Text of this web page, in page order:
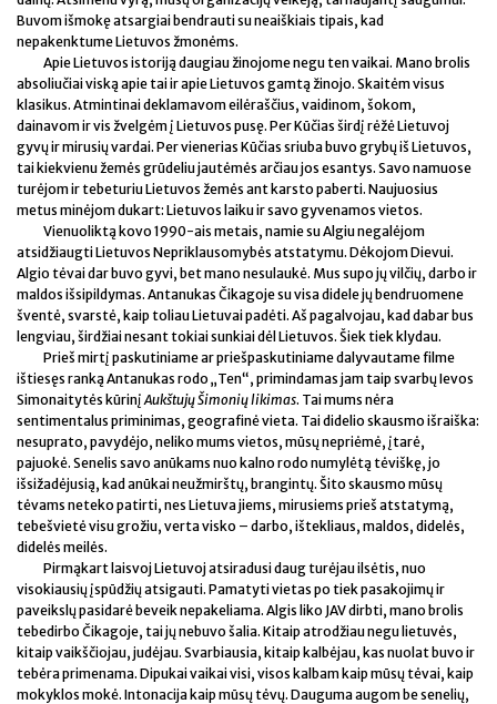
Buvom išmokę atsargiai bendrauti su neaiškiais tipais, kad
nepakenktume Lietuvos žmonėms.
Apie Lietuvos istoriją daugiau žinojome negu ten vaikai. Mano brolis
absoliučiai viską apie tai ir apie Lietuvos gamtą žinojo. Skaitėm visus
klasikus. Atmintinai deklamavom eilėraščius, vaidinom, šokom,
dainavom ir vis žvelgėm į Lietuvos pusę. Per Kūčias širdį rėžė Lietuvoj
gyvų ir mirusių vardai. Per vienerias Kūčias sriuba buvo grybų iš Lietuvos,
tai kiekvienu žemės grūdeliu jautėmės arčiau jos esantys. Savo namuose
turėjom ir tebeturiu Lietuvos žemės ant karsto paberti. Naujuosius
metus minėjom dukart: Lietuvos laiku ir savo gyvenamos vietos.
Vienuoliktą kovo 1990-ais metais, namie su Algiu negalėjom
atsidžiaugti Lietuvos Nepriklausomybės atstatymu. Dėkojom Dievui.
Algio tėvai dar buvo gyvi, bet mano nesulaukė. Mus supo jų vilčių, darbo ir
maldos išsipildymas. Antanukas Čikagoje su visa didele jų bendruomene
šventė, svarstė, kaip toliau Lietuvai padėti. Aš pagalvojau, kad dabar bus
lengviau, širdžiai nesant tokiai sunkiai dėl Lietuvos. Šiek tiek klydau.
Prieš mirtį paskutiniame ar priešpaskutiniame dalyvautame filme
ištiesęs ranką Antanukas rodo „Ten“, primindamas jam taip svarbų Ievos
Simonaitytės kūrinį Aukštujų Šimonių likimas. Tai mums nėra
sentimentalus priminimas, geografinė vieta. Tai didelio skausmo išraiška:
nesuprato, pavydėjo, neliko mums vietos, mūsų nepriėmė, įtarė,
pajuokė. Senelis savo anūkams nuo kalno rodo numylėtą tėviškę, jo
išsižadėjusią, kad anūkai neužmirštų, brangintų. Šito skausmo mūsų
tėvams neteko patirti, nes Lietuva jiems, mirusiems prieš atstatymą,
tebešvietė visu grožiu, verta visko – darbo, ištekliaus, maldos, didelės,
didelės meilės.
Pirmąkart laisvoj Lietuvoj atsiradusi daug turėjau ilsėtis, nuo
visokiausių įspūdžių atsigauti. Pamatyti vietas po tiek pasakojimų ir
paveikslų pasidarė beveik nepakeliama. Algis liko JAV dirbti, mano brolis
tebedirbo Čikagoje, tai jų nebuvo šalia. Kitaip atrodžiau negu lietuvės,
kitaip vaikščiojau, judėjau. Svarbiausia, kitaip kalbėjau, kas nuolat buvo ir
tebėra primenama. Dipukai vaikai visi, visos kalbam kaip mūsų tėvai, kaip
mokyklos mokė. Intonacija kaip mūsų tėvų. Dauguma augom be senelių,